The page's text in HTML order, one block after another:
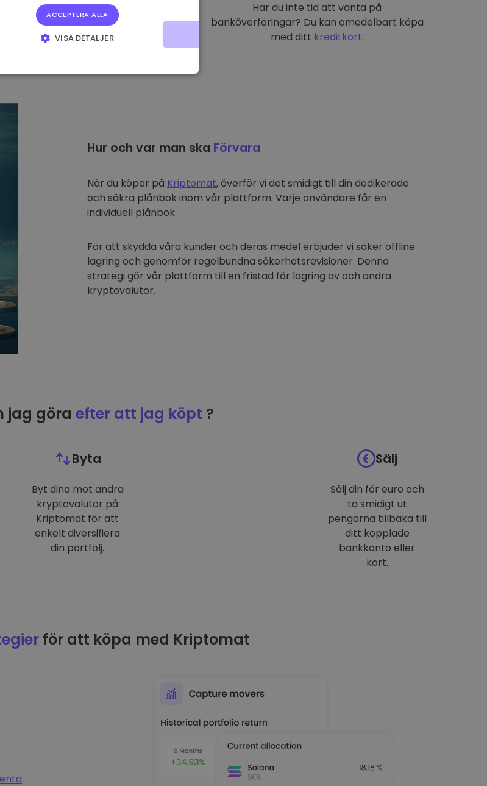
Har du inte tid att vänta på
banköverföringar? Du kan omedelbart köpa
med ditt kreditkort.
Hur och var man ska Förvara
När du köper på Kriptomat, överför vi det smidigt till din dedikerade
och säkra plånbok inom vår plattform. Varje användare får en
individuell plånbok.
För att skydda våra kunder och deras medel erbjuder vi säker offline
lagring och genomför regelbundna säkerhetsrevisioner. Denna
strategi gör vår plattform till en fristad för lagring av och andra
kryptovalutor.
jag göra efter att jag köpt ?
Byta
Byt dina mot andra
kryptovalutor på
Kriptomat för att
enkelt diversifiera
din portfölj.
Sälj
Sälj din för euro och
ta smidigt ut
pengarna tillbaka till
ditt kopplade
bankkonto eller
kort.
för att köpa med Kriptomat
ACCEPTERA ALLA
VISA DETALJER